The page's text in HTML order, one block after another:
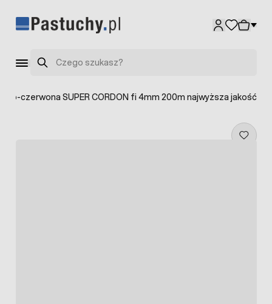
Szukaj
czerwona SUPER CORDON fi 4mm 200m najwyższa jakość